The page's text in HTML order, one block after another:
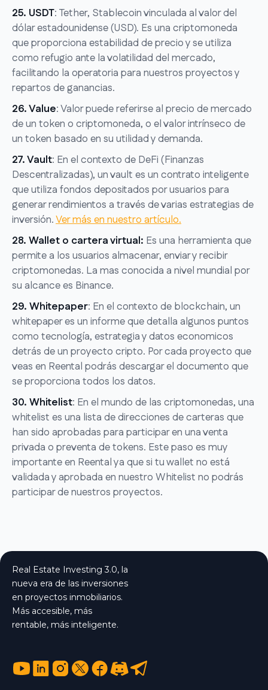
25. USDT: Tether, Stablecoin vinculada al valor del
dólar estadounidense (USD). Es una criptomoneda
que proporciona estabilidad de precio y se utiliza
como refugio ante la volatilidad del mercado,
facilitando la operatoria para nuestros proyectos y
repartos de ganancias.
26. Value: Valor puede referirse al precio de mercado
de un token o criptomoneda, o el valor intrínseco de
un token basado en su utilidad y demanda.
27. Vault: En el contexto de DeFi (Finanzas
Descentralizadas), un vault es un contrato inteligente
que utiliza fondos depositados por usuarios para
generar rendimientos a través de varias estrategias de
inversión.Ver más en nuestro artículo.
28. Wallet o cartera virtual: Es una herramienta que
permite a los usuarios almacenar, enviar y recibir
criptomonedas. La mas conocida a nivel mundial por
su alcance es Binance.
29. Whitepaper: En el contexto de blockchain, un
whitepaper es un informe que detalla algunos puntos
como tecnología, estrategia y datos economicos
detrás de un proyecto cripto. Por cada proyecto que
veas en Reental podrás descargar el documento que
se proporciona todos los datos.
30. Whitelist: En el mundo de las criptomonedas, una
whitelist es una lista de direcciones de carteras que
han sido aprobadas para participar en una venta
privada o preventa de tokens. Este paso es muy
importante en Reental ya que si tu wallet no está
validada y aprobada en nuestro Whitelist no podrás
participar de nuestros proyectos.
Real Estate Investing 3.0, la
nueva era de las inversiones
en proyectos inmobiliarios.
Más accesible, más
rentable, más inteligente.